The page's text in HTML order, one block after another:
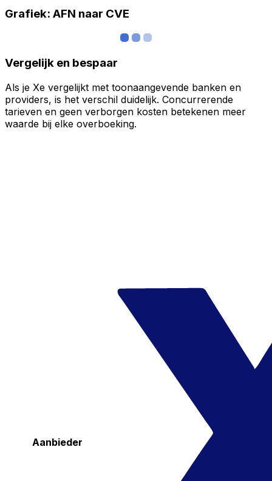
Grafiek: AFN naar CVE
Vergelijk en bespaar
Als je Xe vergelijkt met toonaangevende banken en
providers, is het verschil duidelijk. Concurrerende
tarieven en geen verborgen kosten betekenen meer
waarde bij elke overboeking.
Aanbieder